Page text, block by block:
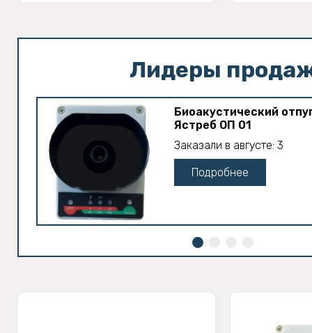
Лидеры
Биоакустический
Ястреб ОП 01
Заказали в августе: 3
Подробнее